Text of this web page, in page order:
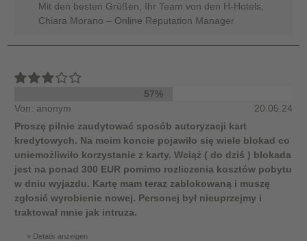
Mit den besten Grüßen, Ihr Team von den H-Hotels,
Chiara Morano – Online Reputation Manager
57%
Von: anonym
20.05.24
Proszę pilnie zaudytować sposób autoryzacji kart
kredytowych. Na moim koncie pojawiło się wiele blokad co
uniemożliwiło korzystanie z karty. Wciąż ( do dziś ) blokada
jest na ponad 300 EUR pomimo rozliczenia kosztów pobytu
w dniu wyjazdu. Kartę mam teraz zablokowaną i muszę
zgłosić wyrobienie nowej. Personej był nieuprzejmy i
traktował mnie jak intruza.
Details anzeigen